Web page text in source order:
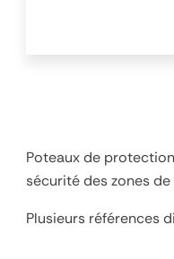
Poteaux de
sécurité des zones
Plusieurs références